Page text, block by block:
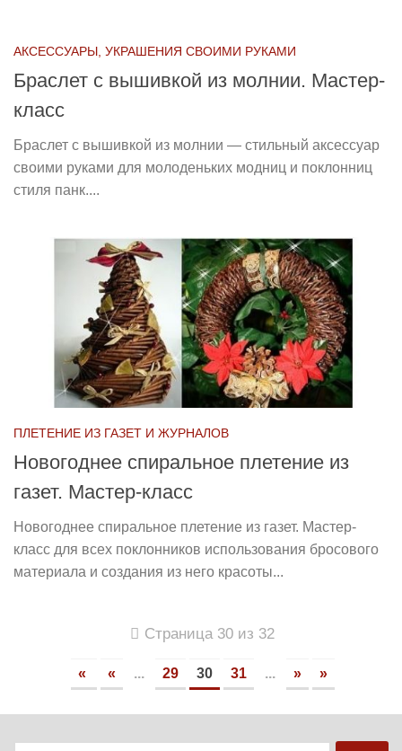
АКСЕССУАРЫ, УКРАШЕНИЯ СВОИМИ РУКАМИ
Браслет с вышивкой из молнии. Мастер-
класс
Браслет с вышивкой из молнии — стильный аксессуар
своими руками для молоденьких модниц и поклонниц
стиля панк....
ПЛЕТЕНИЕ ИЗ ГАЗЕТ И ЖУРНАЛОВ
Новогоднее спиральное плетение из
газет. Мастер-класс
Новогоднее спиральное плетение из газет. Мастер-
класс для всех поклонников использования бросового
материала и создания из него красоты...
Страница 30 из 32
« « ... 29 30 31 ... » »